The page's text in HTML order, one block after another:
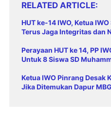
RELATED ARTICLE
HUT ke-14 IWO, Ketua
Terus Jaga Integritas dan
Perayaan HUT ke 14, PP
Untuk 8 Siswa SD
Ketua IWO Pinrang Desak
Jika Ditemukan Dapur